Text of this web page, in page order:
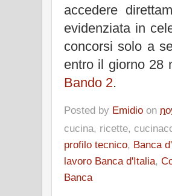
accedere
evidenziata in
concorsi solo a
entro il giorno 28
Bando 2.
Posted by Emidio on
cucina, ricette,
profilo tecnico, Banca
lavoro Banca d'Italia,
Banca